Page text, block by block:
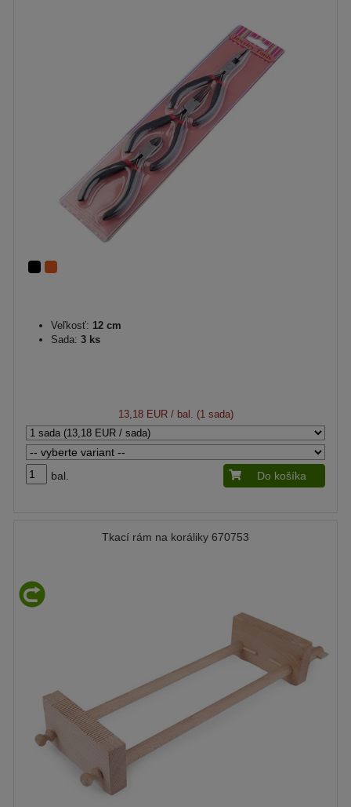
Veľkosť: 12 cm
Sada: 3 ks
13,18 EUR/ bal. (1 sada)
bal. Do košíka
Tkací rám na koráliky 670753